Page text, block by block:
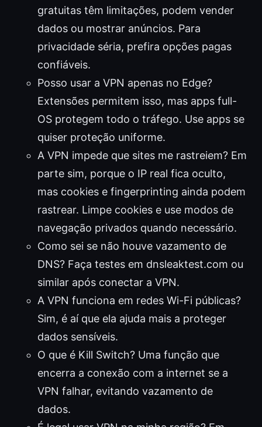
gratuitas têm limitações, podem vender
dados ou mostrar anúncios. Para
privacidade séria, prefira opções pagas
confiáveis.
Posso usar a VPN apenas no Edge?
Extensões permitem isso, mas apps full-
OS protegem todo o tráfego. Use apps se
quiser proteção uniforme.
A VPN impede que sites me rastreiem? Em
parte sim, porque o IP real fica oculto,
mas cookies e fingerprinting ainda podem
rastrear. Limpe cookies e use modos de
navegação privados quando necessário.
Como sei se não houve vazamento de
DNS? Faça testes em dnsleaktest.com ou
similar após conectar a VPN.
A VPN funciona em redes Wi-Fi públicas?
Sim, é aí que ela ajuda mais a proteger
dados sensíveis.
O que é Kill Switch? Uma função que
encerra a conexão com a internet se a
VPN falhar, evitando vazamento de
dados.